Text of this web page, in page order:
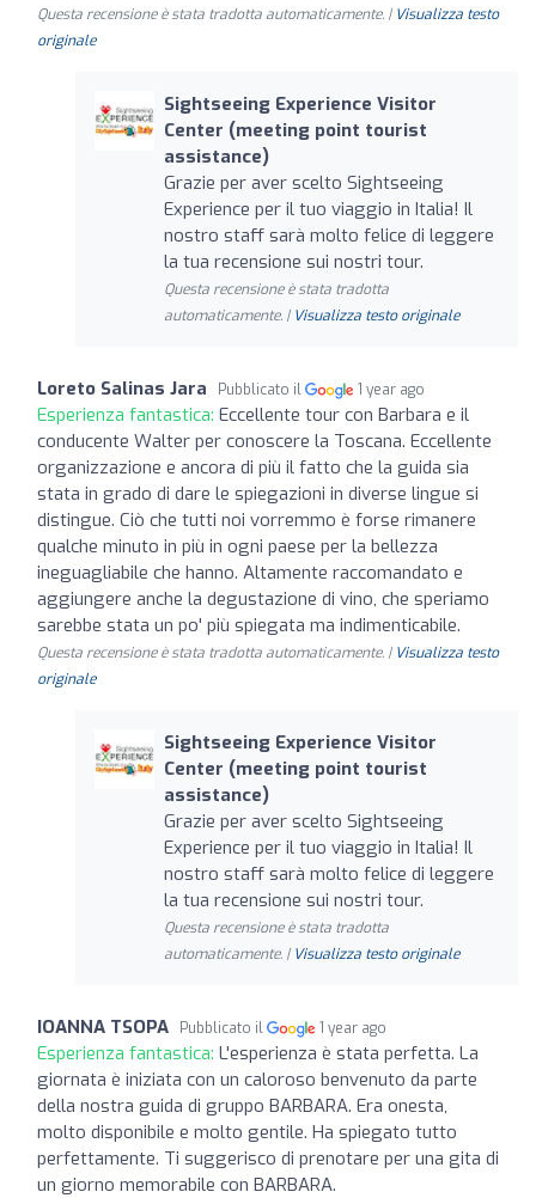
Questa recensione è stata tradotta automaticamente. | Visualizza testo
originale
Sightseeing Experience Visitor
Center (meeting point tourist
assistance)
Grazie per aver scelto Sightseeing
Experience per il tuo viaggio in Italia! Il
nostro staff sarà molto felice di leggere
la tua recensione sui nostri tour.
Questa recensione è stata tradotta
automaticamente. | Visualizza testo originale
Loreto Salinas Jara Pubblicato il 1 year ago
Esperienza fantastica: Eccellente tour con Barbara e il
conducente Walter per conoscere la Toscana. Eccellente
organizzazione e ancora di più il fatto che la guida sia
stata in grado di dare le spiegazioni in diverse lingue si
distingue. Ciò che tutti noi vorremmo è forse rimanere
qualche minuto in più in ogni paese per la bellezza
ineguagliabile che hanno. Altamente raccomandato e
aggiungere anche la degustazione di vino, che speriamo
sarebbe stata un po' più spiegata ma indimenticabile.
Questa recensione è stata tradotta automaticamente. | Visualizza testo
originale
Sightseeing Experience Visitor
Center (meeting point tourist
assistance)
Grazie per aver scelto Sightseeing
Experience per il tuo viaggio in Italia! Il
nostro staff sarà molto felice di leggere
la tua recensione sui nostri tour.
Questa recensione è stata tradotta
automaticamente. | Visualizza testo originale
IOANNA TSOPA Pubblicato il 1 year ago
Esperienza fantastica: L'esperienza è stata perfetta. La
giornata è iniziata con un caloroso benvenuto da parte
della nostra guida di gruppo BARBARA. Era onesta,
molto disponibile e molto gentile. Ha spiegato tutto
perfettamente. Ti suggerisco di prenotare per una gita di
un giorno memorabile con BARBARA.